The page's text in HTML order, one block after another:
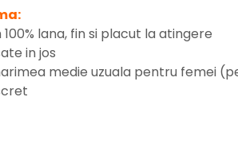
lana, fin si placut la atingere
in jos
medie uzuala pentru femei